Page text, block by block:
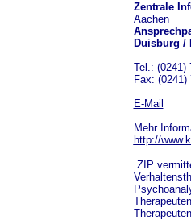
Zentrale
Aachen
Duisburg /
Tel.: (0241)
Fax: (0241)
E-Mail
Mehr
http://
ZIP